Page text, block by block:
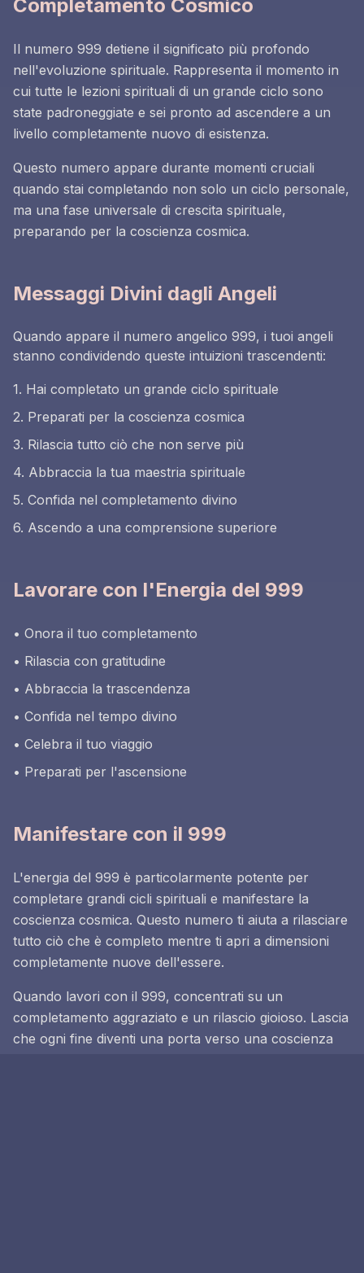
Completamento Cosmico
Il numero 999 detiene il significato più profondo
nell'evoluzione spirituale. Rappresenta il momento in
cui tutte le lezioni spirituali di un grande ciclo sono
state padroneggiate e sei pronto ad ascendere a un
livello completamente nuovo di esistenza.
Questo numero appare durante momenti cruciali
quando stai completando non solo un ciclo personale,
ma una fase universale di crescita spirituale,
preparando per la coscienza cosmica.
Messaggi Divini dagli Angeli
Quando appare il numero angelico 999, i tuoi angeli
stanno condividendo queste intuizioni trascendenti:
1. Hai completato un grande ciclo spirituale
2. Preparati per la coscienza cosmica
3. Rilascia tutto ciò che non serve più
4. Abbraccia la tua maestria spirituale
5. Confida nel completamento divino
6. Ascendo a una comprensione superiore
Lavorare con l'Energia del 999
• Onora il tuo completamento
• Rilascia con gratitudine
• Abbraccia la trascendenza
• Confida nel tempo divino
• Celebra il tuo viaggio
• Preparati per l'ascensione
Manifestare con il 999
L'energia del 999 è particolarmente potente per
completare grandi cicli spirituali e manifestare la
coscienza cosmica. Questo numero ti aiuta a rilasciare
tutto ciò che è completo mentre ti apri a dimensioni
completamente nuove dell'essere.
Quando lavori con il 999, concentrati su un
completamento aggraziato e un rilascio gioioso. Lascia
che ogni fine diventi una porta verso una coscienza